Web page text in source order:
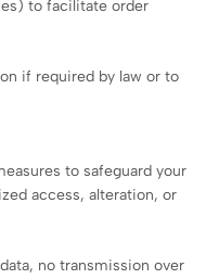
to facilitate order
if required by law or to
to safeguard your
access, alteration, or
no transmission over